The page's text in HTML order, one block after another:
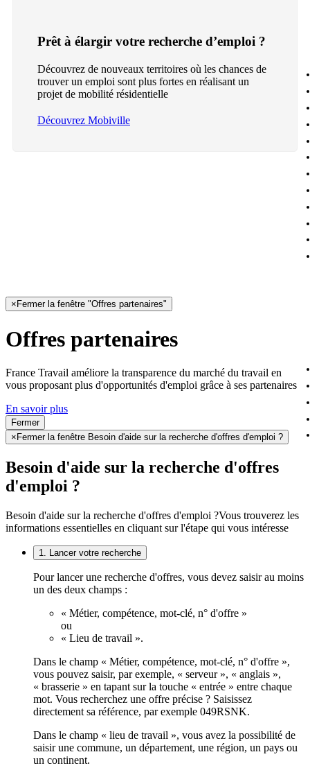
Prêt à élargir votre recherche d’emploi ?
Découvrez de nouveaux territoires où les chances de
trouver un emploi sont plus fortes en réalisant un
projet de mobilité résidentielle
Découvrez Mobiville
× Fermer la fenêtre "Offres partenaires"
Offres partenaires
France Travail améliore la transparence du marché du travail en
vous proposant plus d'opportunités d'emploi grâce à ses partenaires
En savoir plus
Fermer
× Fermer la fenêtre Besoin d'aide sur la recherche d'offres d'emploi ?
Besoin d'aide sur la recherche d'offres
d'emploi ?
Besoin d'aide sur la recherche d'offres d'emploi ?Vous trouverez les
informations essentielles en cliquant sur l'étape qui vous intéresse
1. Lancer votre recherche
Pour lancer une recherche d'offres, vous devez saisir au moins
un des deux champs :
« Métier, compétence, mot-clé, n° d'offre »
ou
« Lieu de travail ».
Dans le champ « Métier, compétence, mot-clé, n° d'offre »,
vous pouvez saisir, par exemple, « serveur », « anglais »,
« brasserie » en tapant sur la touche « entrée » entre chaque
mot. Vous recherchez une offre précise ? Saisissez
directement sa référence, par exemple 049RSNK.
Dans le champ « lieu de travail », vous avez la possibilité de
saisir une commune, un département, une région, un pays ou
un continent.